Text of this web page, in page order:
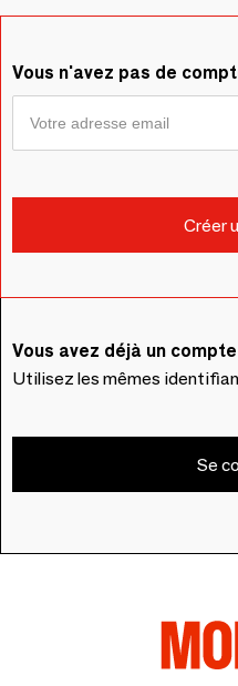
Vous n'avez pas de
Vous avez déjà un
Utilisez les mêmes
Se